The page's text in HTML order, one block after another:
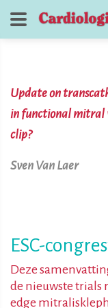
Update on
in functional mitral
clip?
Sven Van Laer
ESC-
Deze
de nieuwste
edge